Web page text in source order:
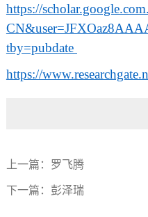
https://
tby=pubdate
https://
上一篇： 罗飞腾
下一篇： 彭泽瑞